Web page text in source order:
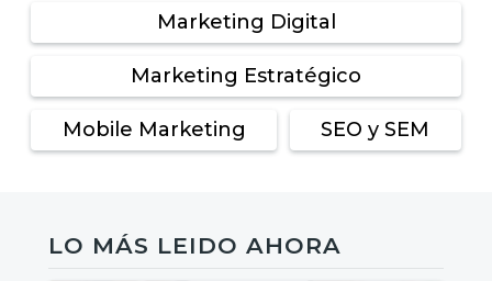
Marketing Digital
Marketing Estratégico
Mobile Marketing SEO y SEM
LO MÁS LEIDO AHORA